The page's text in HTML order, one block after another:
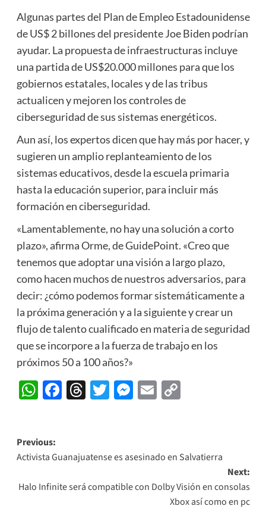
Algunas partes del Plan de Empleo Estadounidense
de US$ 2 billones del presidente Joe Biden podrían
ayudar. La propuesta de infraestructuras incluye
una partida de US$20.000 millones para que los
gobiernos estatales, locales y de las tribus
actualicen y mejoren los controles de
ciberseguridad de sus sistemas energéticos.
Aun así, los expertos dicen que hay más por hacer, y
sugieren un amplio replanteamiento de los
sistemas educativos, desde la escuela primaria
hasta la educación superior, para incluir más
formación en ciberseguridad.
«Lamentablemente, no hay una solución a corto
plazo», afirma Orme, de GuidePoint. «Creo que
tenemos que adoptar una visión a largo plazo,
como hacen muchos de nuestros adversarios, para
decir: ¿cómo podemos formar sistemáticamente a
la próxima generación y a la siguiente y crear un
flujo de talento cualificado en materia de seguridad
que se incorpore a la fuerza de trabajo en los
próximos 50 a 100 años?»
WhatsApp
Facebook
Threads
Twitter
Messenger
EmailCopy
Post
navigation
Previous:
Activista Guanajuatense es asesinado en Salvatierra
Next:
Halo Infinite será compatible con Dolby Visión en consolas
Xbox así como en pc